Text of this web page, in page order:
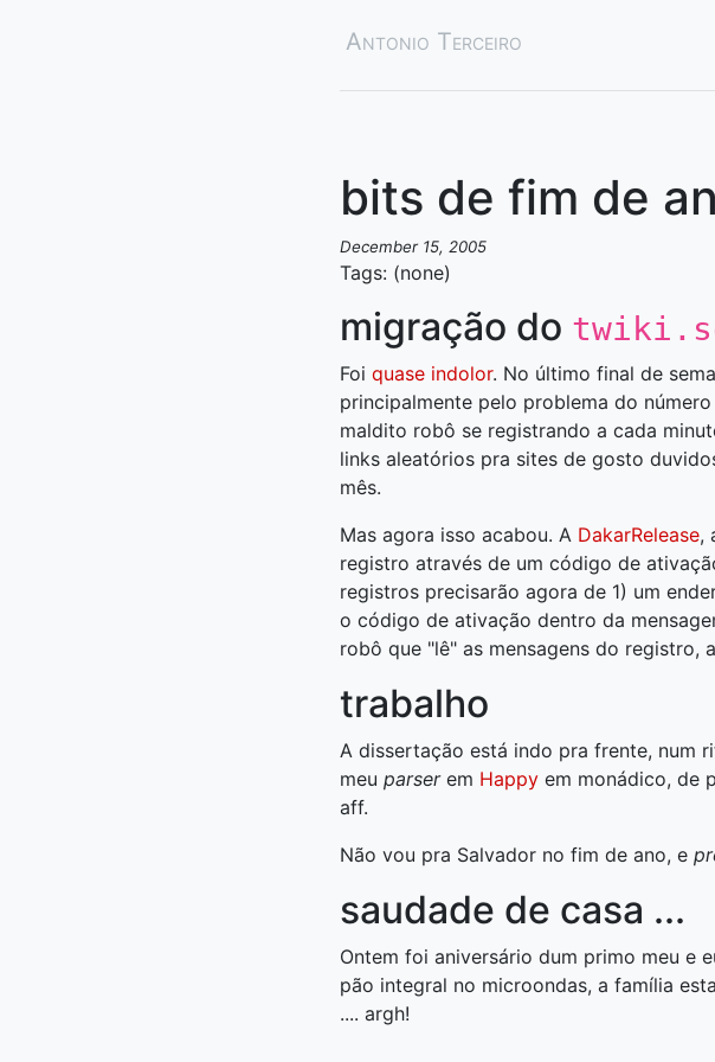
Antonio Terceiro
bits de fim de
December 15, 2005
Tags: (none)
migração do
Foi quase indolor. No último final de
principalmente pelo problema do
maldito robô se registrando a cada
links aleatórios pra sites de gosto
mês.
Mas agora isso acabou. A DakarRelease,
registro através de um código de
registros precisarão agora de 1) um
o código de ativação dentro da
robô que "lê" as mensagens do registro,
trabalho
A dissertação está indo pra frente, num
meu parserem Happy em monádico, de
aff.
Não vou pra Salvador no fim de ano, e
saudade de casa ...
Ontem foi aniversário dum primo meu e
pão integral no microondas, a família
.... argh!